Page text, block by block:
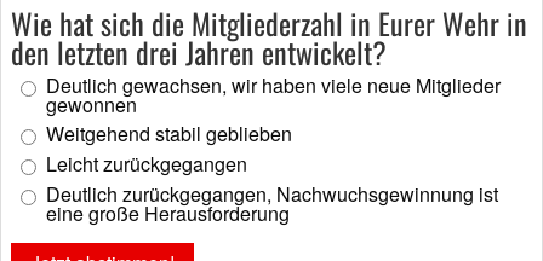
Wie hat sich die Mitgliederzahl in Eurer Wehr in
den letzten drei Jahren entwickelt?
Deutlich gewachsen, wir haben viele neue Mitglieder
gewonnen
Weitgehend stabil geblieben
Leicht zurückgegangen
Deutlich zurückgegangen, Nachwuchsgewinnung ist
eine große Herausforderung